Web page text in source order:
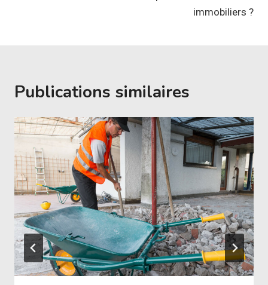
immobiliers ?
Publications similaires